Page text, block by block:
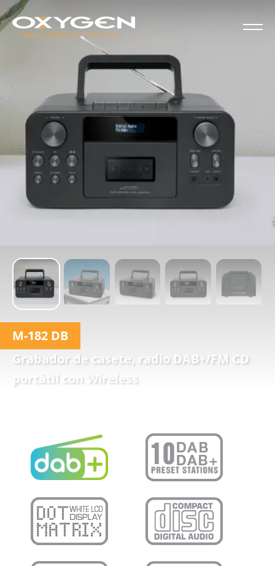
M-182 DB
Grabador de casete, radio DAB+/FM CD
portátil con Wireless
Panel de gestión de cookies